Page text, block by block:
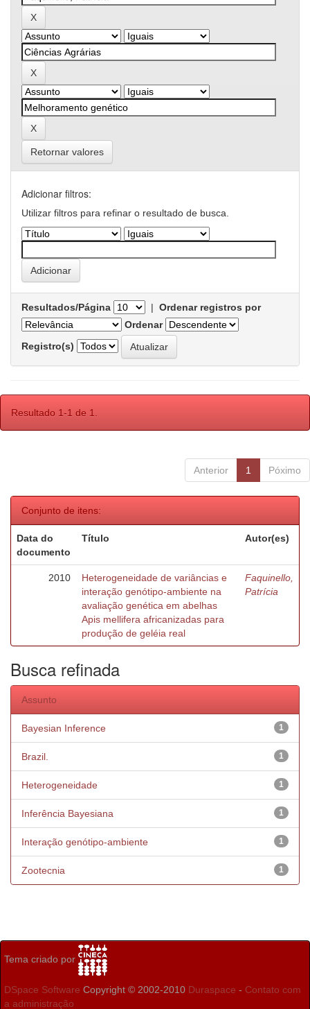
Retornar valores
Adicionar filtros:
Utilizar filtros para refinar o resultado de busca.
Resultados/Página | Ordenar registros por
Ordenar
Registro(s)
Resultado 1-1 de 1.
Anterior 1 Póximo
Conjunto de itens:
Data do
documento
Título Autor(es)
2010
Heterogeneidade de variâncias e
interação genótipo-ambiente na
avaliação genética em abelhas
Apis mellifera africanizadas para
produção de geléia real
Faquinello,
Patrícia
Busca refinada
Assunto
1
Bayesian Inference
1
Brazil.
1
Heterogeneidade
1
Inferência Bayesiana
1
Interação genótipo-ambiente
1
Zootecnia
Tema criado por
DSpace Software Copyright © 2002-2010 Duraspace - Contato com
a administração